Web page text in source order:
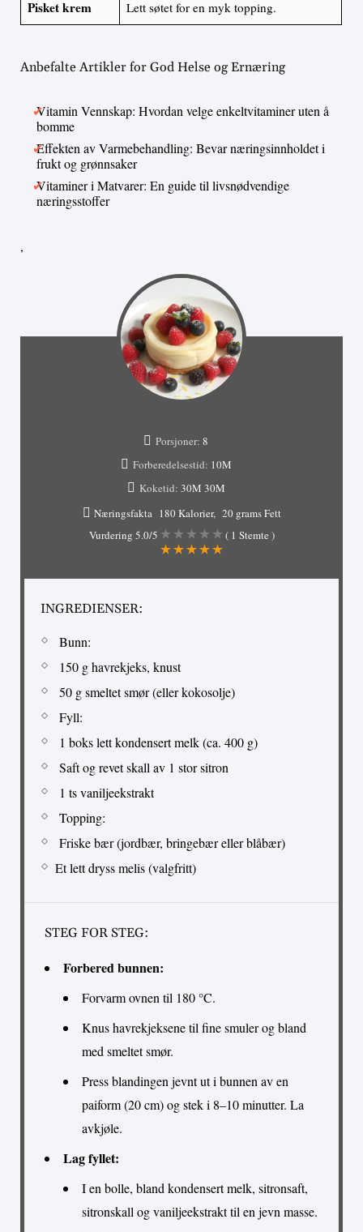
Pisket krem Lett søtet for en myk topping.
Anbefalte Artikler for God Helse og Ernæring
Vitamin Vennskap: Hvordan velge enkeltvitaminer uten å
bomme
Effekten av Varmebehandling: Bevar næringsinnholdet i
frukt og grønnsaker
Vitaminer i Matvarer: En guide til livsnødvendige
næringsstoffer
,
Porsjoner: 8
Forberedelsestid: 10M
Koketid: 30M 30M
Næringsfakta 180 Kalorier
20 grams Fett
Vurdering 5.0/5 ( 1 Stemte )
INGREDIENSER:
Bunn:
150 g havrekjeks, knust
50 g smeltet smør (eller kokosolje)
Fyll:
1 boks lett kondensert melk (ca. 400 g)
Saft og revet skall av 1 stor sitron
1 ts vaniljeekstrakt
Topping:
Friske bær (jordbær, bringebær eller blåbær)
Et lett dryss melis (valgfritt)
STEG FOR STEG:
Forbered bunnen:
Forvarm ovnen til 180 °C.
Knus havrekjeksene til fine smuler og bland
med smeltet smør.
Press blandingen jevnt ut i bunnen av en
paiform (20 cm) og stek i 8–10 minutter. La
avkjøle.
Lag fyllet:
I en bolle, bland kondensert melk, sitronsaft,
sitronskall og vaniljeekstrakt til en jevn masse.